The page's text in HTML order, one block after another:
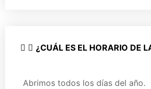
¿CUÁL ES EL HORARIO DE
Abrimos todos los días del año.